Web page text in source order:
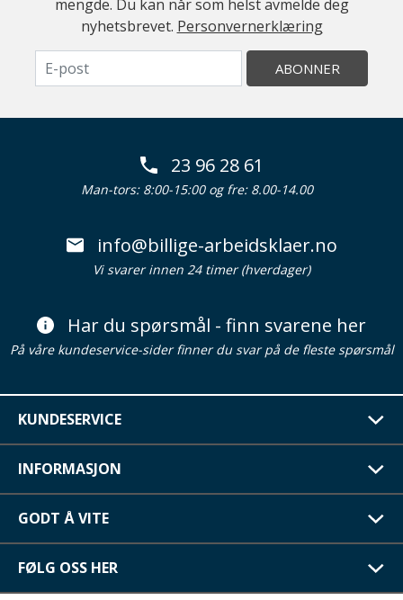
mengde. Du kan når som helst avmelde deg
nyhetsbrevet. Personvernerklæring
ABONNER
23 96 28 61
Man-tors: 8:00-15:00 og fre: 8.00-14.00
info@billige-arbeidsklaer.no
Vi svarer innen 24 timer (hverdager)
Har du spørsmål - finn svarene her
På våre kundeservice-sider finner du svar på de fleste spørsmål
KUNDESERVICE
INFORMASJON
GODT Å VITE
FØLG OSS HER